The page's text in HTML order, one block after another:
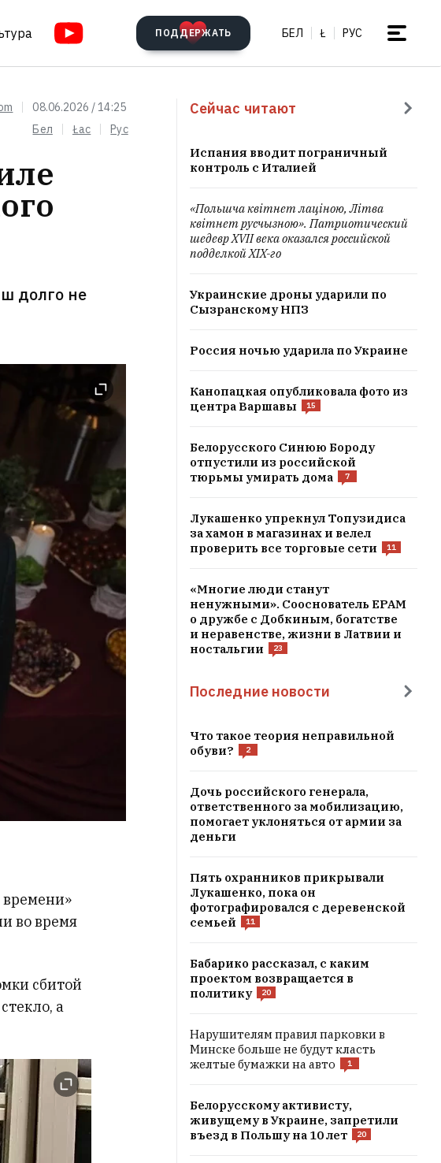
ПОДДЕРЖАТЬ БЕЛ Ł РУС
08.06.2026 / 14:25
Бел
Łac Рус
долго не
во время
сбитой
а
Сейчас читают
Испания вводит пограничный
контроль с Италией
«Польшча квітнет лаціною, Літва
квітнет русчызною». Патриотический
шедевр XVII века оказался российской
подделкой XIX-го
Украинские дроны ударили по
Сызранскому НПЗ
Россия ночью ударила по Украине
Канопацкая опубликовала фото из
центра Варшавы
15
Белорусского Синюю Бороду
отпустили из российской
тюрьмы умирать дома
7
Лукашенко упрекнул Топузидиса
за хамон в магазинах и велел
проверить все торговые сети
11
«Многие люди станут
ненужными». Сооснователь EPAM
о дружбе с Добкиным, богатстве
и неравенстве, жизни в Латвии и
ностальгии
23
Последние новости
Что такое теория неправильной
обуви?
2
Дочь российского генерала,
ответственного за мобилизацию,
помогает уклоняться от армии за
деньги
Пять охранников прикрывали
Лукашенко, пока он
фотографировался с деревенской
семьей
11
Бабарико рассказал, с каким
проектом возвращается в
политику
20
Нарушителям правил парковки в
Минске больше не будут класть
желтые бумажки на авто
1
Белорусскому активисту,
живущему в Украине, запретили
въезд в Польшу на 10 лет
20